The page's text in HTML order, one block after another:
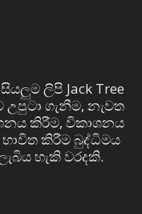
ලිපි Jack Tree
ගැනීම, නැවත
කිරීම, විකාශනය
කිරීම බුද්ධිමය
හැකි වරදකි.